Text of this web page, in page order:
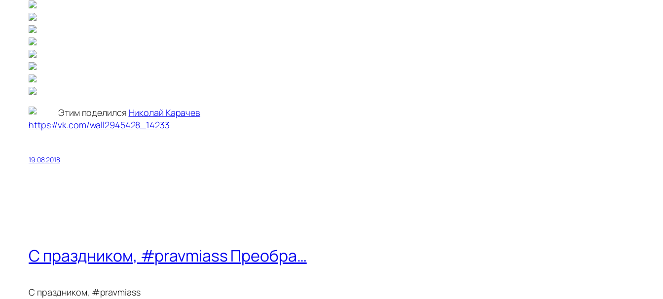
Этим поделился Николай Карачев
https://vk.com/wall2945428_14233
19.08.2018
С праздником, #pravmiass Преобра…
С праздником, #pravmiass